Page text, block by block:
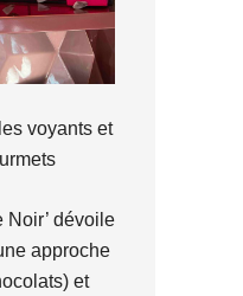
voyants et
Noir’ dévoile
approche
et